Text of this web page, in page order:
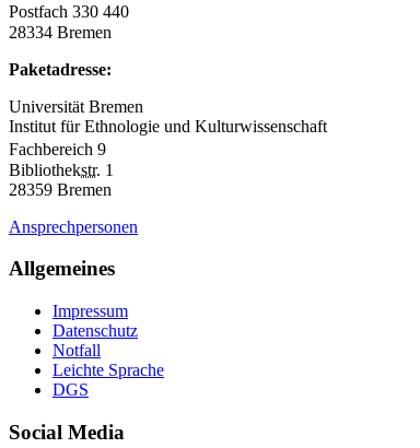
Postfach 330 440
28334 Bremen
Paketadresse:
Universität Bremen
Institut für Ethnologie und Kulturwissenschaft
Fachbereich 9
Bibliothekstr. 1
28359 Bremen
Ansprechpersonen
Allgemeines
Impressum
Datenschutz
Notfall
Leichte Sprache
DGS
Social Media